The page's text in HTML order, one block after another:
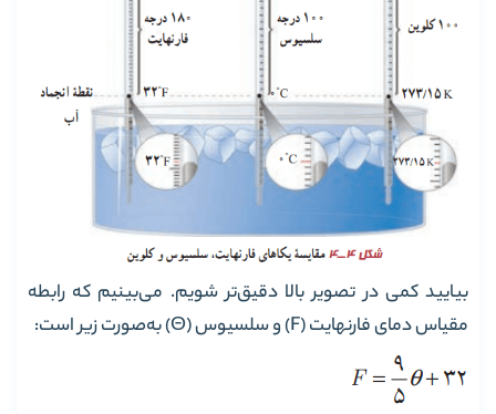
بیایید کمی در تصویر بالا دقیق‌تر شویم. می‌بینیم که رابطه
مقیاس دمای فارنهایت (F) و سلسیوس (Θ) به‌صورت زیر است: